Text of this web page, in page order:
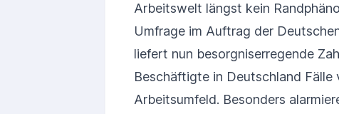
Arbeitswelt längst kein
Umfrage im Auftrag der
liefert nun besorgniserregende
Beschäftigte in Deutschland
Arbeitsumfeld. Besonders